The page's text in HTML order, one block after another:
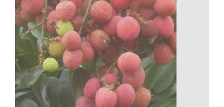
Conseil d’administration